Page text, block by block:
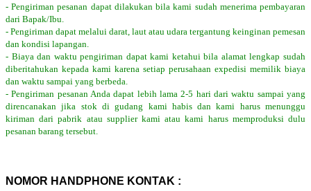
- Pengiriman pesanan dapat dilakukan bila kami sudah menerima pembayaran
dari Bapak/Ibu.
- Pengiriman dapat melalui darat, laut atau udara tergantung keinginan pemesan
dan kondisi lapangan.
- Biaya dan waktu pengiriman dapat kami ketahui bila alamat lengkap sudah
diberitahukan kepada kami karena setiap perusahaan expedisi memilik biaya
dan waktu sampai yang berbeda.
- Pengiriman pesanan Anda dapat lebih lama 2-5 hari dari waktu sampai yang
direncanakan jika stok di gudang kami habis dan kami harus menunggu
kiriman dari pabrik atau supplier kami atau kami harus memproduksi dulu
pesanan barang tersebut.
NOMOR HANDPHONE KONTAK :